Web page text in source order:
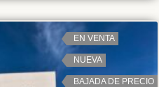
EN VENTA
NUEVA
BAJADA DE PRECIO